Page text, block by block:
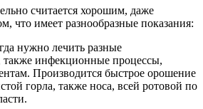
считается хорошим, даже
что имеет разнообразные показания:
нужно лечить разные
также инфекционные процессы,
Производится быстрое орошение
горла, также носа, всей ротовой по